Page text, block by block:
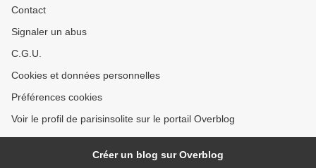
Contact
Signaler un abus
C.G.U.
Cookies et données personnelles
Préférences cookies
Voir le profil de parisinsolite sur le portail Overblog
Créer un blog sur Overblog